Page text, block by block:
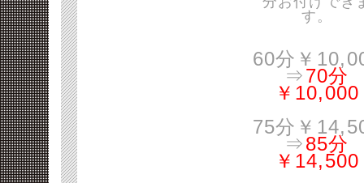
す。
60分￥
⇒70分
￥10,000
75分￥
⇒85分
￥14,500